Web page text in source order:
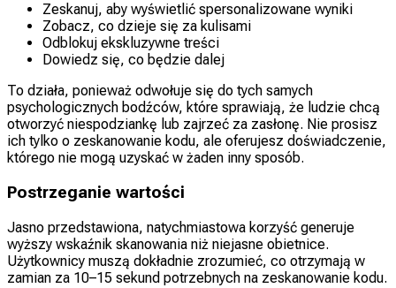
Zeskanuj, aby wyświetlić spersonalizowane wyniki
Zobacz, co dzieje się za kulisami
Odblokuj ekskluzywne treści
Dowiedz się, co będzie dalej
To działa, ponieważ odwołuje się do tych samych
psychologicznych bodźców, które sprawiają, że ludzie chcą
otworzyć niespodziankę lub zajrzeć za zasłonę. Nie prosisz
ich tylko o zeskanowanie kodu, ale oferujesz doświadczenie,
którego nie mogą uzyskać w żaden inny sposób.
Postrzeganie wartości
Jasno przedstawiona, natychmiastowa korzyść generuje
wyższy wskaźnik skanowania niż niejasne obietnice.
Użytkownicy muszą dokładnie zrozumieć, co otrzymają w
zamian za 10–15 sekund potrzebnych na zeskanowanie kodu.